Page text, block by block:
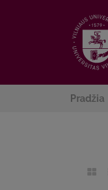
Pradžia